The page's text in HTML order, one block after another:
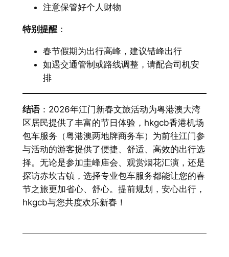
注意保管好个人财物
特别提醒：
春节假期为出行高峰，建议错峰出行
如遇交通管制或路线调整，请配合司机安
排
结语：2026年江门新春文旅活动为粤港澳大湾
区居民提供了丰富的节日体验，hkgcb香港机场
包车服务（粤港澳两地牌商务车）为前往江门参
与活动的游客提供了便捷、舒适、高效的出行选
择。无论是参加圭峰庙会、观赏烟花汇演，还是
探访赤坎古镇，选择专业包车服务都能让您的春
节之旅更加省心、舒心。提前规划，安心出行，
hkgcb与您共度欢乐新春！